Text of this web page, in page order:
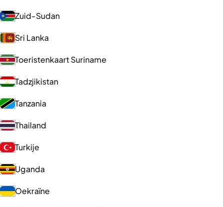
Zuid-Sudan
Sri Lanka
Toeristenkaart Suriname
Tadzjikistan
Tanzania
Thailand
Turkije
Uganda
Oekraïne